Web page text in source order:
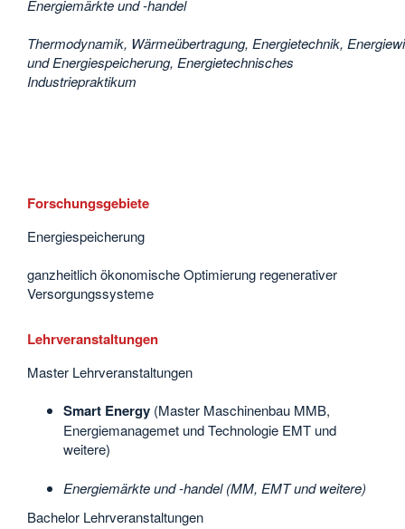
Energiemärkte und -handel
Thermodynamik, Wärmeübertragung, Energietechnik,
und Energiespeicherung, Energietechnisches
Industriepraktikum
Forschungsgebiete
Energiespeicherung
ganzheitlich ökonomische Optimierung regenerativer
Versorgungssysteme
Lehrveranstaltungen
Master Lehrveranstaltungen
Smart Energy (Master Maschinenbau MMB,
Energiemanagemet und Technologie EMT und
weitere)
Energiemärkte und -handel (MM, EMT und weitere)
Bachelor Lehrveranstaltungen